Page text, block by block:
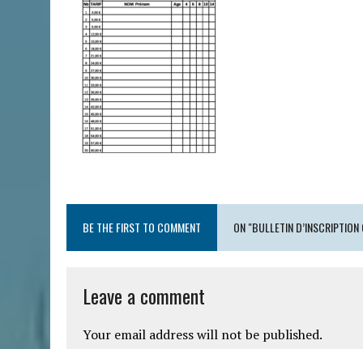
BE THE FIRST TO COMMENT ON "BULLETIN
Leave a comment
Your email address will not be published.